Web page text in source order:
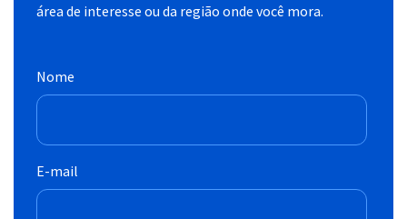
área de interesse ou da região onde você mora.
Nome
E-mail